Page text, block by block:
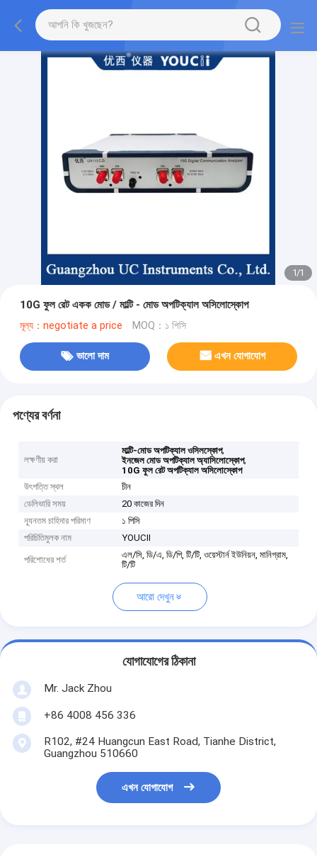
1/1
10G ফুল রেট একক মোড / মাল্টি - মোড অপটিক্যাল অসিলোস্কোপ
মূল্য：negotiate a price MOQ：১ পিসি
ভালো দাম এখন যোগাযোগ
পণ্যের বর্ণনা
লক্ষণীয় করা
মাল্টি-মোড অপটিক্যাল ওসিলস্কোপ,
ইনজেল মোড অপটিক্যাল অ্যাসিলোস্কোপ,
10G ফুল রেট অপটিক্যাল অসিলোস্কোপ
উৎপত্তি স্থল
চীন
ডেলিভারি সময়
20 কাজের দিন
ন্যূনতম চাহিদার পরিমাণ
১ পিসি
পরিচিতিমুলক নাম
YOUCII
পরিশোধের শর্ত
এল/সি, ডি/এ, ডি/পি, টি/টি, ওয়েস্টার্ন ইউনিয়ন, মানিগ্রাম,
টি/টি
আরো দেখুন
যোগাযোগের ঠিকানা
Mr. Jack Zhou
+86 4008 456 336
R102, #24 Huangcun East Road, Tianhe District,
Guangzhou 510660
এখন যোগাযোগ